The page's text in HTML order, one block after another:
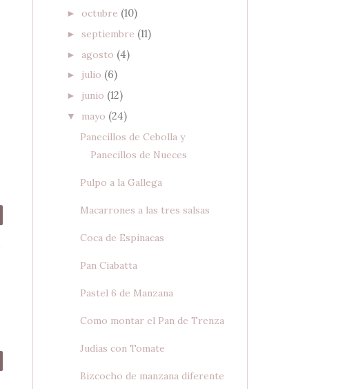
► octubre (10)
► septiembre (11)
► agosto (4)
► julio (6)
► junio (12)
▼ mayo (24)
Panecillos de Cebolla y
Panecillos de Nueces
Pulpo a la Gallega
Macarrones a las tres salsas
Coca de Espinacas
Pan Ciabatta
Pastel 6 de Manzana
Como montar el Pan de Trenza
Judías con Tomate
Bizcocho de manzana diferente